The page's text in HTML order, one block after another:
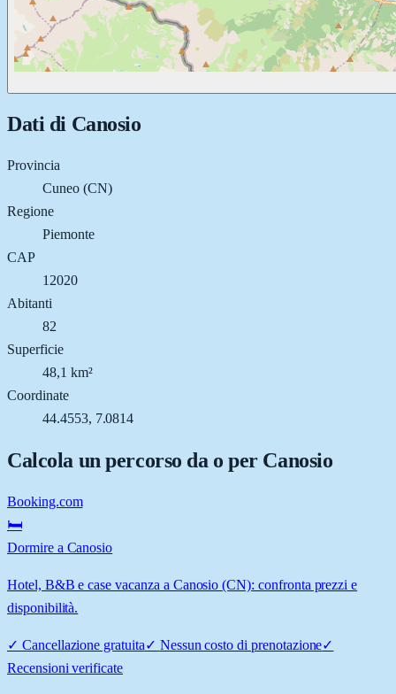
Dati di Canosio
Provincia
Cuneo (CN)
Regione
Piemonte
CAP
12020
Abitanti
82
Superficie
48,1 km²
Coordinate
44.4553, 7.0814
Calcola un percorso da o per Canosio
Booking.com
🛏️
Dormire a Canosio
Hotel, B&B e case vacanza a Canosio (CN): confronta prezzi e
disponibilità.
✓ Cancellazione gratuita✓ Nessun costo di prenotazione✓
Recensioni verificate